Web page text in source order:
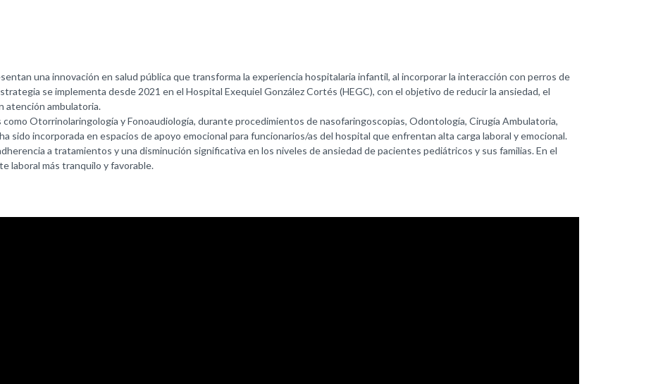
una innovación en salud pública que transforma la experiencia hospitalaria infantil, al incorporar la interacción con perros de
se implementa desde 2021 en el Hospital Exequiel González Cortés (HEGC), con el objetivo de reducir la ansiedad, el
atención ambulatoria.
Otorrinolaringología y Fonoaudiología, durante procedimientos de nasofaringoscopias, Odontología, Cirugía Ambulatoria,
sido incorporada en espacios de apoyo emocional para funcionarios/as del hospital que enfrentan alta carga laboral y emocional.
a tratamientos y una disminución significativa en los niveles de ansiedad de pacientes pediátricos y sus familias. En el
laboral más tranquilo y favorable.